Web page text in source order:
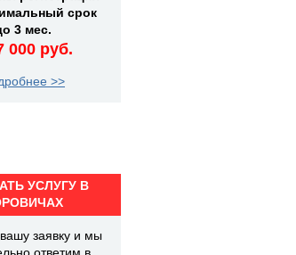
срок
3 мес.
000 руб.
>>
УСЛУГУ В
заявку и мы